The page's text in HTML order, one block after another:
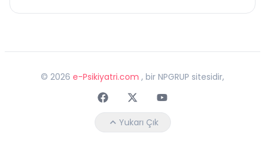
© 2026 e-Psikiyatri.com , bir NPGRUP sitesidir,
FaceebokTwitterYoutube
Yukarı Çık